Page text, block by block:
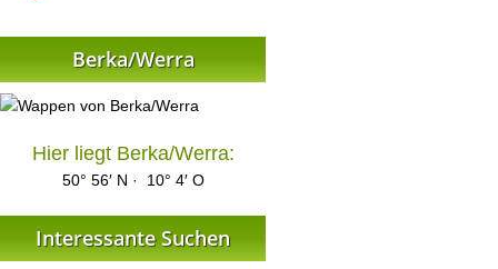
Berka/Werra
Hier liegt Berka/Werra:
50° 56′ N · 10° 4′ O
Interessante Suchen